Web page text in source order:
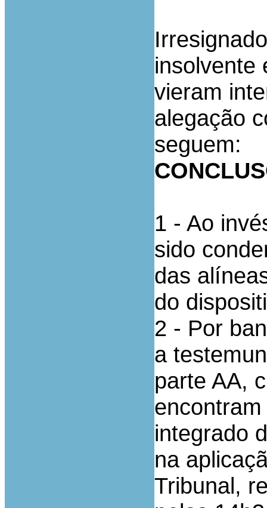
insolvente
vieram
alegação
seguem:
1 - Ao
sido
das
do
2 - Por
a
parte AA,
integrado
na
Tribunal,